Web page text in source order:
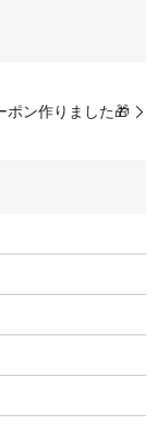
ポン作りました🎁